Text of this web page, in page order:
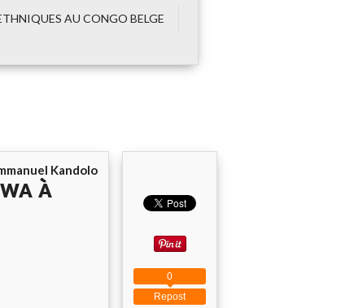
AU CONGO BELGE
Kandolo
À
Repost
0